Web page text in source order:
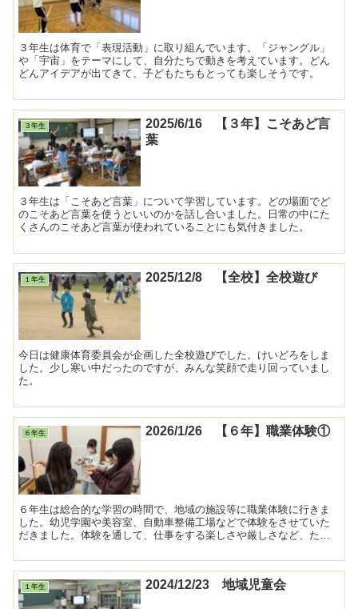
３年生は体育で「表現活動」に取り組んでいます。「ジャングル」
や「宇宙」をテーマにして、自分たちで動きを考えています。どん
どんアイデアが出てきて、子どもたちもとっても楽しそうです。
３年生
2025/6/16 【３年】こそあど言
葉
３年生は「こそあど言葉」について学習しています。どの場面でど
のこそあど言葉を使うといいのかを話し合いました。日常の中にた
くさんのこそあど言葉が使われていることにも気付きました。
１年生 2025/12/8 【全校】全校遊び
今日は健康体育委員会が企画した全校遊びでした。けいどろをしま
した。少し寒い中だったのですが、みんな笑顔で走り回っていまし
た。
６年生 2026/1/26 【６年】職業体験①
６年生は総合的な学習の時間で、地域の施設等に職業体験に行きま
した。幼児学園や美容室、自動車整備工場などで体験をさせていた
だきました。体験を通して、仕事をする楽しさや厳しさなど、たく
１年生 2024/12/23 地域児童会